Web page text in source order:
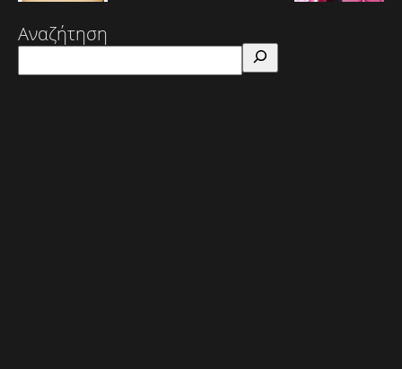
Αναζήτηση